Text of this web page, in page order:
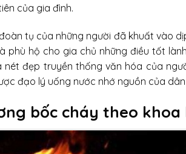
của gia đình.
tụ của những người đã khuất vào
hộ cho gia chủ những điều tốt
đẹp truyền thống văn hóa của
đạo lý uống nước nhớ nguồn của
bốc cháy theo khoa